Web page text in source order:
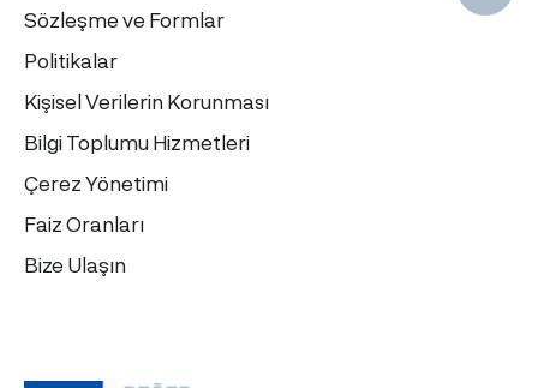
Sözleşme ve Formlar
Politikalar
Kişisel Verilerin Korunması
Bilgi Toplumu Hizmetleri
Çerez Yönetimi
Faiz Oranları
Bize Ulaşın